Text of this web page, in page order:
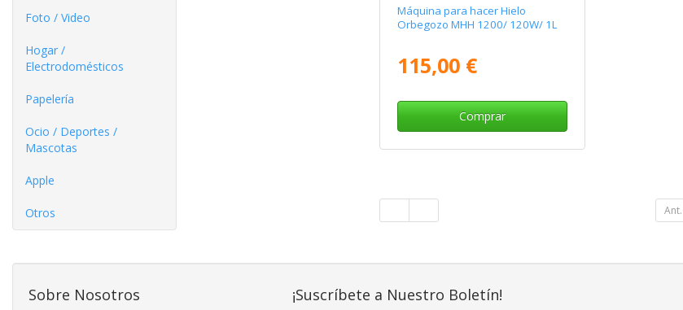
Foto / Video
Hogar /
Electrodomésticos
Papelería
Ocio / Deportes /
Mascotas
Apple
Otros
Máquina para hacer Hielo
Orbegozo MHH 1200/ 120W/ 1L
115,00 €
Comprar
Ant.
Sobre Nosotros ¡Suscríbete a Nuestro Boletín!